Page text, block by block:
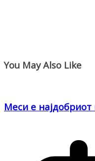
You May Also Like
Меси е најдобриот